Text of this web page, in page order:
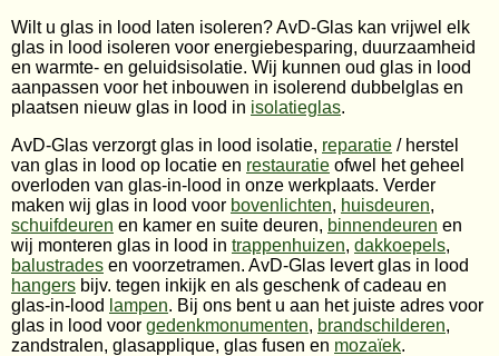
Wilt u glas in lood laten isoleren? AvD-Glas kan vrijwel elk
glas in lood isoleren voor energiebesparing, duurzaamheid
en warmte- en geluidsisolatie. Wij kunnen oud glas in lood
aanpassen voor het inbouwen in isolerend dubbelglas en
plaatsen nieuw glas in lood in isolatieglas.
AvD-Glas verzorgt glas in lood isolatie, reparatie / herstel
van glas in lood op locatie en restauratie ofwel het geheel
overloden van glas-in-lood in onze werkplaats. Verder
maken wij glas in lood voor bovenlichten, huisdeuren,
schuifdeuren en kamer en suite deuren, binnendeuren en
wij monteren glas in lood in trappenhuizen, dakkoepels,
balustrades en voorzetramen. AvD-Glas levert glas in lood
hangers bijv. tegen inkijk en als geschenk of cadeau en
glas-in-lood lampen. Bij ons bent u aan het juiste adres voor
glas in lood voor gedenkmonumenten, brandschilderen,
zandstralen, glasapplique, glas fusen en mozaïek.